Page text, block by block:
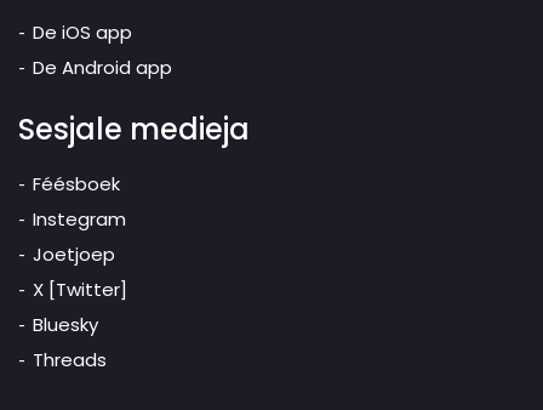
De iOS app
De Android app
Sesjale medieja
Féésboek
Instegram
Joetjoep
X [Twitter]
Bluesky
Threads